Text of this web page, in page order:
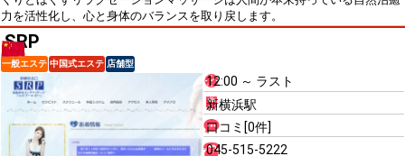
力を活性化し、心と身体のバランスを取り戻します。
SRP
一般エステ 中国式エステ 店舗型
12:00 ～ ラスト
新横浜駅
口コミ[0件]
045-515-5222